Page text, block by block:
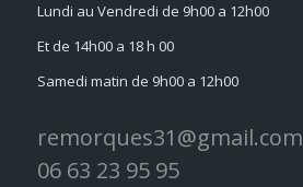
Lundi au Vendredi de 9h00 a 12h00
Et de 14h00 a 18 h 00
Samedi matin de 9h00 a 12h00
remorques31@gmail.com
06 63 23 95 95